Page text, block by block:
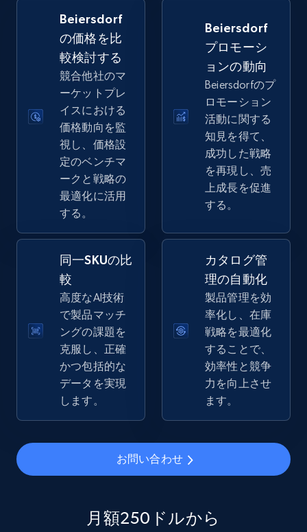
info, Stars, Feedbacks, Return policy, and more.
2.5K+ 378+ 今すぐ始める
URL, Product id, Title, Seller name, Seller rating,
Seller reviews, Breadcrumbs, Root category, and
more.
2.5K+
eBay - Gather data on products using
specified keywords
URL, Product id, Title, Seller name, Seller rating,
Seller reviews, Breadcrumbs, Root category, and
more.
2.5K+ 359+ 今すぐ始める
eBay - Collect products from shops on eBay
URL, Product id, Title, Seller name, Seller rating,
Beiersdorf
の価格を比
較検討する
競合他社のマ
ーケットプレ
イスにおける
価格動向を監
視し、価格設
定のベンチマ
ークと戦略の
最適化に活用
する。
Beiersdorf
プロモーシ
ョンの動向
Beiersdorfのプ
ロモーション
活動に関する
知見を得て、
成功した戦略
を再現し、売
上成長を促進
する。
同一SKUの比
較
高度なAI技術
で製品マッチ
ングの課題を
克服し、正確
かつ包括的な
データを実現
します。
カタログ管
理の自動化
製品管理を効
率化し、在庫
戦略を最適化
することで、
効率性と競争
力を向上させ
ます。
お問い合わせ
月額250ドルから